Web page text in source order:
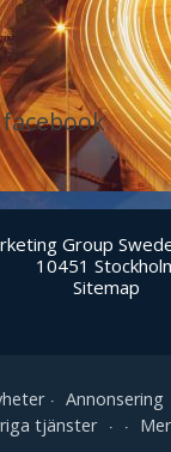
Group
10451
Sitemap
Annonsering
tjänster